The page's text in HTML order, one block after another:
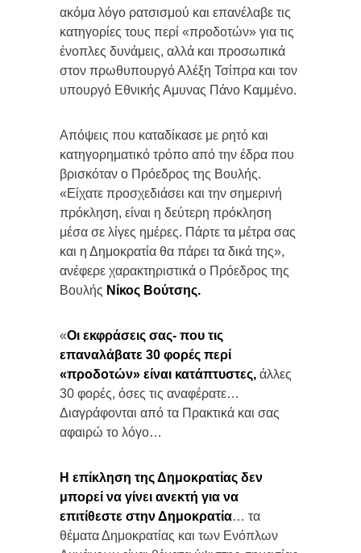
ακόμα λόγο ρατσισμού και επανέλαβε τις
κατηγορίες τους περί «προδοτών» για τις
ένοπλες δυνάμεις, αλλά και προσωπικά
στον πρωθυπουργό Αλέξη Τσίπρα και τον
υπουργό Εθνικής Αμυνας Πάνο Καμμένο.
Απόψεις που καταδίκασε με ρητό και
κατηγορηματικό τρόπο από την έδρα που
βρισκόταν ο Πρόεδρος της Βουλής.
«Είχατε προσχεδιάσει και την σημερινή
πρόκληση, είναι η δεύτερη πρόκληση
μέσα σε λίγες ημέρες. Πάρτε τα μέτρα σας
και η Δημοκρατία θα πάρει τα δικά της»,
ανέφερε χαρακτηριστικά ο Πρόεδρος της
Βουλής Νίκος Βούτσης.
«Οι εκφράσεις σας- που τις
επαναλάβατε 30 φορές περί
«προδοτών» είναι κατάπτυστες, άλλες
30 φορές, όσες τις αναφέρατε…
Διαγράφονται από τα Πρακτικά και σας
αφαιρώ το λόγο…
Η επίκληση της Δημοκρατίας δεν
μπορεί να γίνει ανεκτή για να
επιτίθεστε στην Δημοκρατία… τα
θέματα Δημοκρατίας και των Ενόπλων